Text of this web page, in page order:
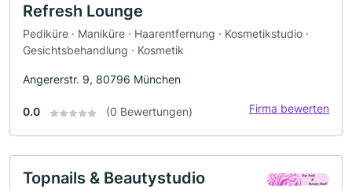
Refresh Lounge
Pediküre · Maniküre · Haarentfernung · Kosmetikstudio ·
Gesichtsbehandlung · Kosmetik
Angererstr. 9, 80796 München
0.0 (0 Bewertungen) Firma bewerten
Topnails & Beautystudio